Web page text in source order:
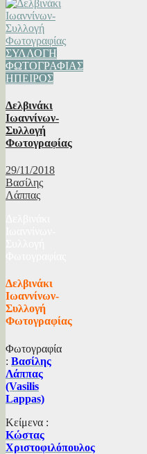
ΣΥΛΛΟΓΗ
ΦΩΤΟΓΡΑΦΙΑΣ
ΗΠΕΙΡΟΣ
Δελβινάκι
Ιωαννίνων-
Συλλογή
Φωτογραφίας
29/11/2018
Βασίλης
Λάππας
Δελβινάκι
Ιωαννίνων-
Συλλογή
Φωτογραφίας
Φωτογραφία
: Βασίλης
Λάππας
(Vasilis
Lappas)
Κείμενα :
Κώστας
Χριστοφιλόπουλος